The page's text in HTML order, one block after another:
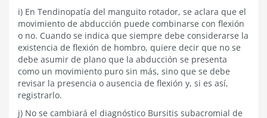
i) En Tendinopatía del manguito rotador, se aclara que el
movimiento de abducción puede combinarse con flexión
o no. Cuando se indica que siempre debe considerarse la
existencia de flexión de hombro, quiere decir que no se
debe asumir de plano que la abducción se presenta
como un movimiento puro sin más, sino que se debe
revisar la presencia o ausencia de flexión y, si es así,
registrarlo.
j) No se cambiará el diagnóstico Bursitis subacromial de